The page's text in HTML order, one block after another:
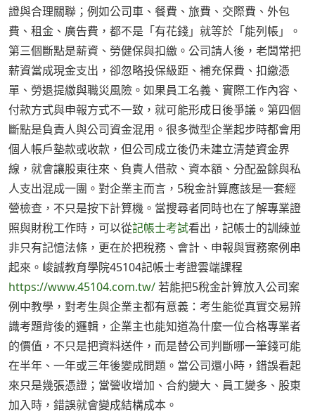
證與合理關聯；例如公司車、餐費、旅費、交際費、外包
費、租金、廣告費，都不是「有花錢」就等於「能列帳」。
第三個斷點是薪資、勞健保與扣繳。公司請人後，老闆常把
薪資當成現金支出，卻忽略投保級距、補充保費、扣繳憑
單、勞退提繳與職災風險。如果員工名義、實際工作內容、
付款方式與申報方式不一致，就可能形成日後爭議。第四個
斷點是負責人與公司資金混用。很多微型企業起步時都會用
個人帳戶墊款或收款，但公司成立後仍未建立清楚資金界
線，就會讓股東往來、負責人借款、資本額、分配盈餘與私
人支出混成一團。對企業主而言，5稅金計算應該是一套經
營檢查，不只是按下計算機。當搜尋者同時也在了解專業證
照與財稅工作時，可以從記帳士考試看出，記帳士的訓練並
非只有記憶法條，更在於把稅務、會計、申報與實務案例串
起來。峻誠教育學院45104記帳士考證雲端課程
https://www.45104.com.tw/若能把5稅金計算放入公司案
例中教學，對考生與企業主都有意義：考生能從真實交易辨
識考題背後的邏輯，企業主也能知道為什麼一位合格專業者
的價值，不只是把資料送件，而是替公司判斷哪一筆錢可能
在半年、一年或三年後變成問題。當公司還小時，錯誤看起
來只是幾張憑證；當營收增加、合約變大、員工變多、股東
加入時，錯誤就會變成結構成本。